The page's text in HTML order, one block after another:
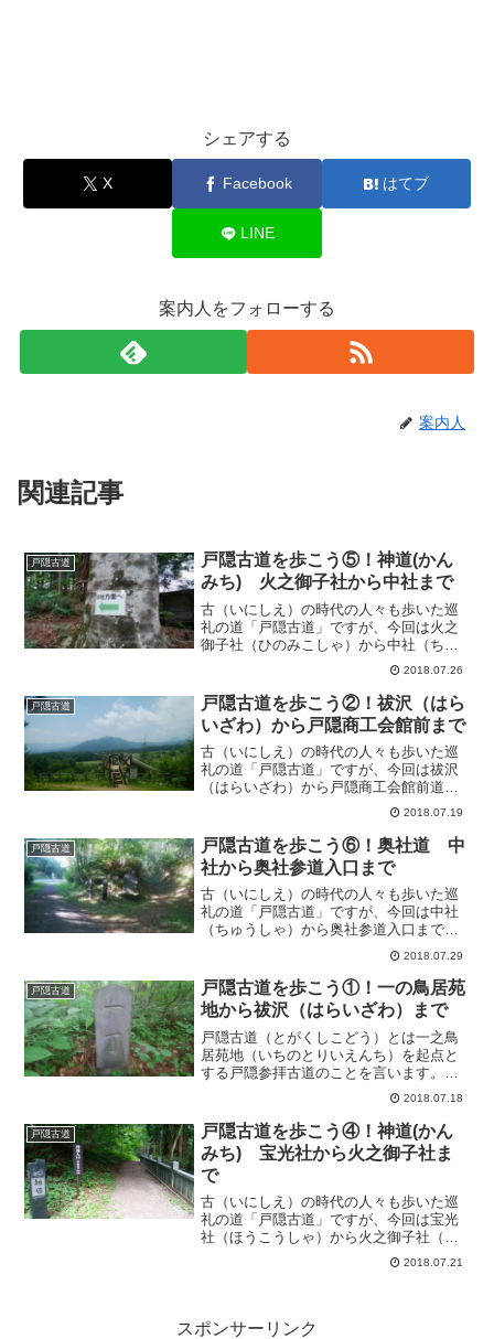
シェアする
X Facebook はてブ
LINE
案内人をフォローする
案内人
関連記事
戸隠古道
戸隠古道を歩こう⑤！神道(かん
みち) 火之御子社から中社まで
古（いにしえ）の時代の人々も歩いた巡
礼の道「戸隠古道」ですが、今回は火之
御子社（ひのみこしゃ）から中社（ちゅ
うしゃ）までの道のりをご紹介します。
途中観光スポットもたくさんありますの
で、実際に歩いて、戸隠の歴史と文化、
大自然を体感してみてくだ...
2018.07.26
戸隠古道
戸隠古道を歩こう②！祓沢（はら
いざわ）から戸隠商工会館前まで
古（いにしえ）の時代の人々も歩いた巡
礼の道「戸隠古道」ですが、今回は祓沢
（はらいざわ）から戸隠商工会館前道標
までの道のりをご紹介します。途中観光
スポットもたくさんありますので、実際
に歩いて、戸隠の歴史と文化、大自然を
体感してみてください。こ...
2018.07.19
戸隠古道
戸隠古道を歩こう⑥！奥社道 中
社から奥社参道入口まで
古（いにしえ）の時代の人々も歩いた巡
礼の道「戸隠古道」ですが、今回は中社
（ちゅうしゃ）から奥社参道入口までの
道のりをご紹介します。途中観光スポッ
トもたくさんありますので、実際に歩い
て、戸隠の歴史と文化、大自然を体感し
てみてください。ここまで...
2018.07.29
戸隠古道
戸隠古道を歩こう①！一の鳥居苑
地から祓沢（はらいざわ）まで
戸隠古道（とがくしこどう）とは一之鳥
居苑地（いちのとりいえんち）を起点と
する戸隠参拝古道のことを言います。古
（いにしえ）の時代の人々も歩いた巡礼
の道「戸隠古道」を歩いて、戸隠の歴史
と文化、大自然を体感してみませんか？
まずは全体ルートや距離、...
2018.07.18
戸隠古道
戸隠古道を歩こう④！神道(かん
みち) 宝光社から火之御子社ま
で
古（いにしえ）の時代の人々も歩いた巡
礼の道「戸隠古道」ですが、今回は宝光
社（ほうこうしゃ）から火之御子社（ひ
のみこしゃ）までの神道（かんみち）を
ご紹介します。途中観光スポットもたく
2018.07.21
スポンサーリンク